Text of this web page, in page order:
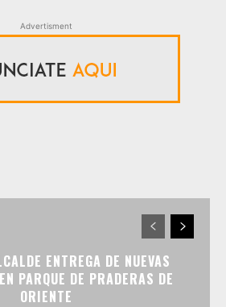
Advertisment
ENTREGA DE NUEVAS
PARQUE DE PRADERAS DE
ORIENTE